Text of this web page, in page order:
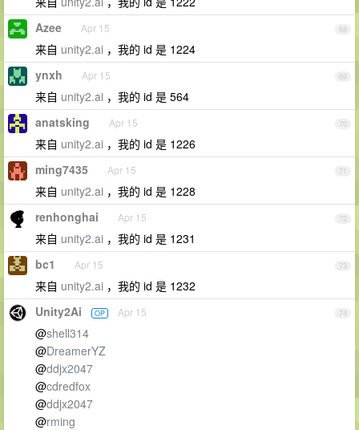
68
Azee Apr 15
来自 unity2.ai ，我的 id 是 1224
69
ynxh Apr 15
来自 unity2.ai ，我的 id 是 564
70
anatsking Apr 15
来自 unity2.ai ，我的 id 是 1226
71
ming7435 Apr 15
来自 unity2.ai ，我的 id 是 1228
72
renhonghai Apr 15
来自 unity2.ai ，我的 id 是 1231
73
bc1 Apr 15
来自 unity2.ai ，我的 id 是 1232
74
Unity2Ai OP Apr 15
@shell314
@DreamerYZ
@ddjx2047
@cdredfox
@ddjx2047
@rming